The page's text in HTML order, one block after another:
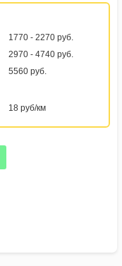
1770 - 2270 руб.
2970 - 4740 руб.
5560 руб.
18 руб/км